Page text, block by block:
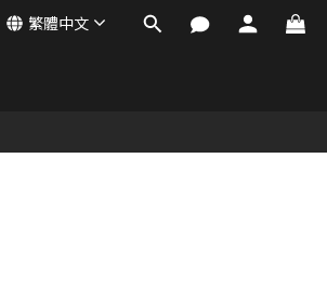
繁體中文
立即購買